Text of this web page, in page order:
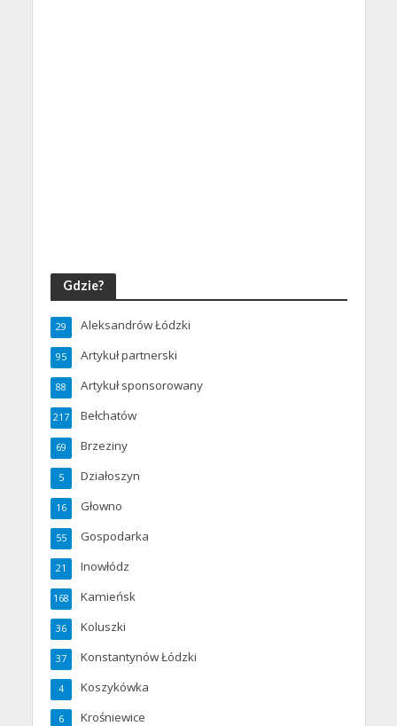
Gdzie?
Aleksandrów Łódzki
29
Artykuł partnerski
95
Artykuł sponsorowany
88
Bełchatów
217
Brzeziny
69
Działoszyn
5
Głowno
16
Gospodarka
55
Inowłódz
21
Kamieńsk
168
Koluszki
36
Konstantynów Łódzki
37
Koszykówka
4
Krośniewice
6